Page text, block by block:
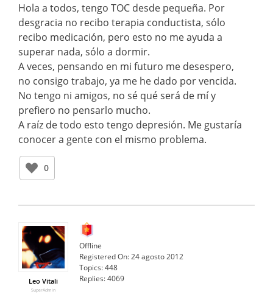
Hola a todos, tengo TOC desde pequeña. Por
desgracia no recibo terapia conductista, sólo
recibo medicación, pero esto no me ayuda a
superar nada, sólo a dormir.
A veces, pensando en mi futuro me desespero,
no consigo trabajo, ya me he dado por vencida.
No tengo ni amigos, no sé qué será de mí y
prefiero no pensarlo mucho.
A raíz de todo esto tengo depresión. Me gustaría
conocer a gente con el mismo problema.
0
Leo Vitali
SuperAdmin
Offline
Registered On:24 agosto 2012
Topics:448
Replies:4069